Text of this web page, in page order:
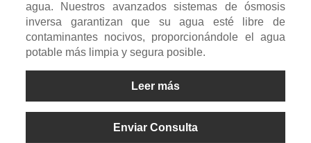
agua. Nuestros avanzados sistemas de ósmosis
inversa garantizan que su agua esté libre de
contaminantes nocivos, proporcionándole el agua
potable más limpia y segura posible.
Leer más
Enviar Consulta